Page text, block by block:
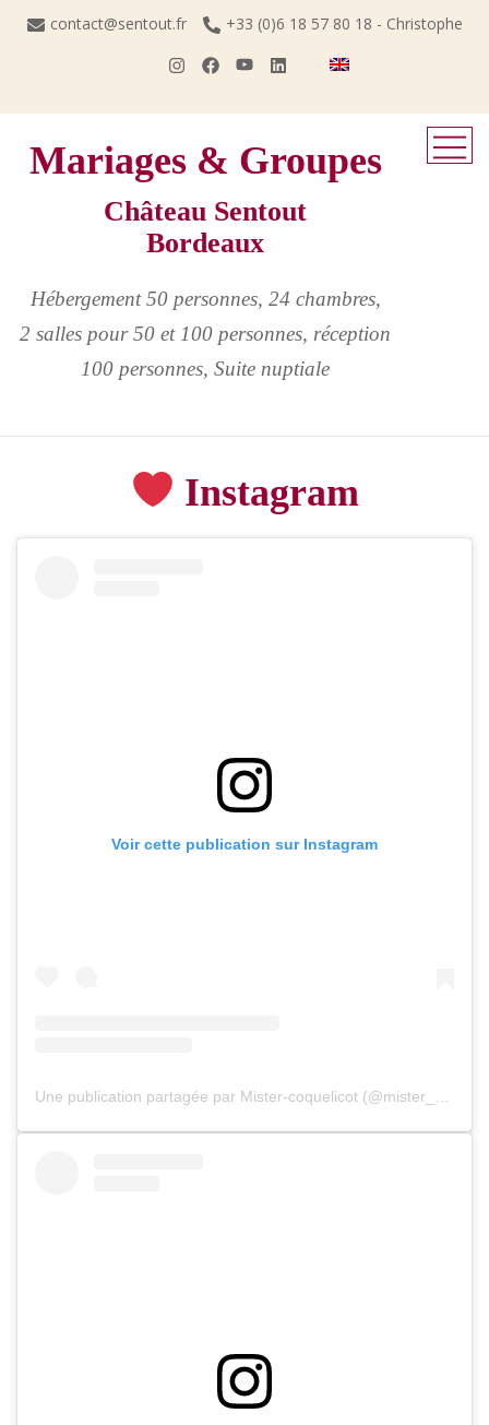
Skip
contact@sentout.fr +33 (0)6 18 57 80 18 - Christophe
Mariages & Groupes
Château Sentout
Bordeaux
Hébergement 50 personnes, 24 chambres,
2 salles pour 50 et 100 personnes, réception
100 personnes, Suite nuptiale
Instagram
Voir cette publication sur Instagram